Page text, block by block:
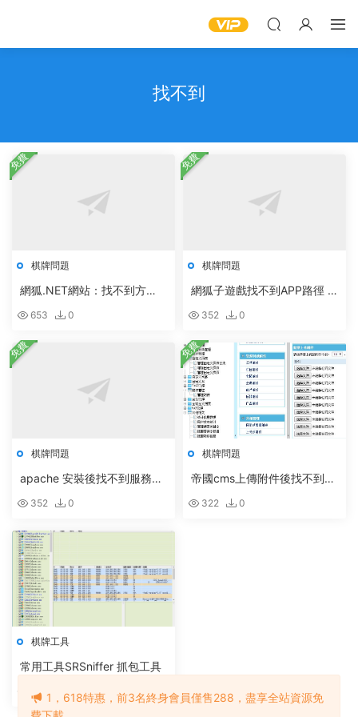
找不到
棋牌問題
網狐.NET網站：找不到方
e.Serialization.DataContract
Attribute.get_IsReference
()”。的解決辦法
653 0
免費
棋牌問題
網狐子遊戲找不到APP路徑 In
352 0
免費
棋牌問題
apache 安裝後找不到服務或
352 0
免費
棋牌問題
帝國cms上傳附件後找不到怎
322 0
免費
棋牌工具
常用工具SRSniffer 抓包工具
331 2 30
1，618特惠，前3名終身會員僅售288，盡享全站資源免